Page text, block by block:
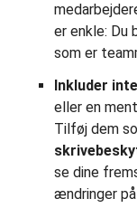
er enkle: Du
som er
Inkluder
eller en
Tilføj dem
se dine
ændringer